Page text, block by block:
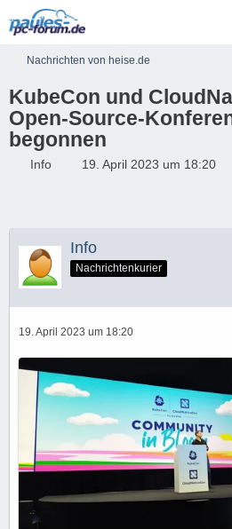
Nachrichten von heise.de
KubeCon und
Open-Source-
begonnen
Info 19. April 2023 um 18:20
Info
Nachrichtenkurier
19. April 2023 um 18:20